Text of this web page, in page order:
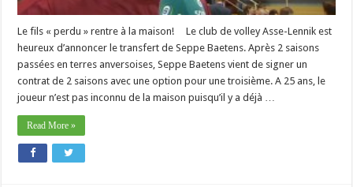
Le fils « perdu » rentre à la maison! Le club de volley Asse-Lennik est
heureux d’annoncer le transfert de Seppe Baetens. Après 2 saisons
passées en terres anversoises, Seppe Baetens vient de signer un
contrat de 2 saisons avec une option pour une troisième. A 25 ans, le
joueur n’est pas inconnu de la maison puisqu’il y a déjà …
Read More »